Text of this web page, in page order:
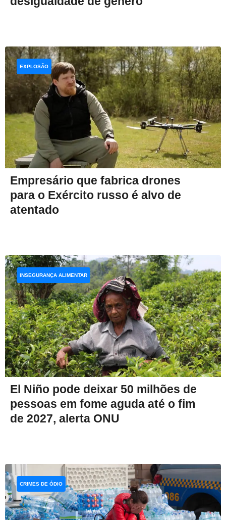
Empresário que fabrica drones
para o Exército russo é alvo de
atentado
EXPLOSÃO
El Niño pode deixar 50 milhões de
pessoas em fome aguda até o fim
de 2027, alerta ONU
INSEGURANÇA ALIMENTAR
CRIMES DE ÓDIO